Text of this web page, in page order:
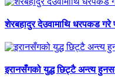
शेरबहादुर देउवामाथि धरपकड गरे
इरानसँगको युद्ध छिट्टै अन्त्य